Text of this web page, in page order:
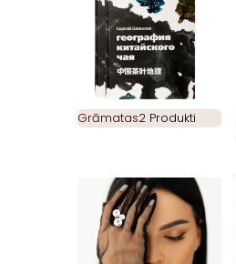
Grāmatas2 Produkti